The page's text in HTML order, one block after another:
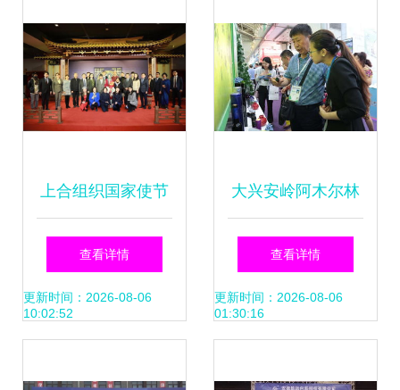
传递温暖与活力
上合组织国家使节
打卡全球吉庆生肖
设计大赛邀请展 沉
查看详情
更新时间：2026-08-06
10:02:52
大兴安岭阿木尔林
业局亮相哈洽会，
组织文化艺术交流
查看详情
更新时间：2026-08-06
01:30:16